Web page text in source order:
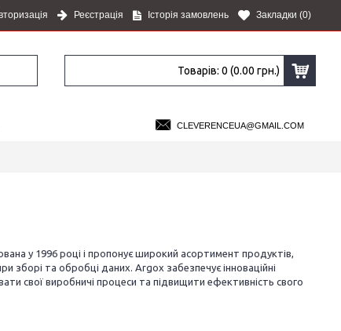
Реєстрація Історія замовлень Закладки (0)
Товарів: 0 (0.00 грн.)
CLEVERENCEUA@GMAIL.COM
у 1996 році і пропонує широкий асортимент продуктів,
та обробці даних. Argox забезпечує інноваційні
свої виробничі процеси та підвищити ефективність свого